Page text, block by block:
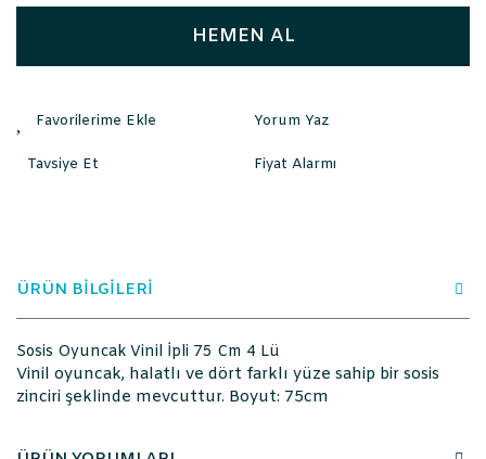
HEMEN AL
Yorum Yaz
Tavsiye Et Fiyat Alarmı
ÜRÜN BİLGİLERİ
Sosis Oyuncak Vinil İpli 75 Cm 4 Lü
Vinil oyuncak, halatlı ve dört farklı yüze sahip bir sosis
zinciri şeklinde mevcuttur. Boyut: 75cm